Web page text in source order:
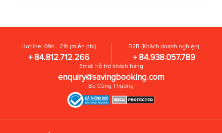
Hotline: 09h - 21h (miễn phí)
+ 84.812.712.266
B2B (Khách doanh nghiệp)
+ 84.938.057.789
Email hỗ trợ khách hàng
enquiry@savingbooking.com
Bộ Công Thương